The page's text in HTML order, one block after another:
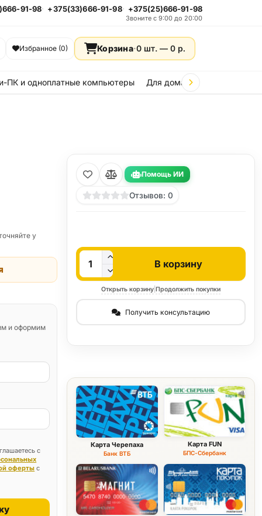
91-98 +375(33)666-91-98 +375(25)666-91-98
Звоните с 9:00 до 20:00
Избранное (0) Корзина·0 шт. — 0 р.
ПК и одноплатные компьютеры Для дома и дачи
у
и оформим
с
оферты с
Помощь ИИ
Отзывов: 0
Кол-во
В корзину
Открыть корзину| Продолжить покупки
Получить консультацию
Карта Черепаха
Банк ВТБ
Карта FUN
БПС-Сбербанк